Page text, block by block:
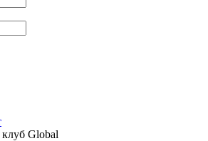
Global